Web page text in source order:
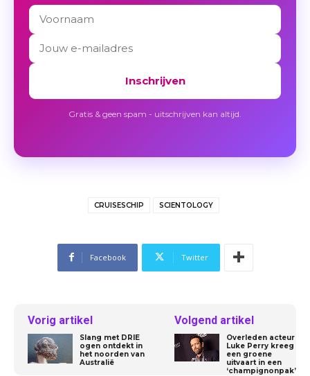
Inschrijven
Gratis & geen spam - uitschrijven kan altijd.
CRUISESCHIP SCIENTOLOGY
Facebook Twitter
Vorig artikel
Slang met DRIE
ogen ontdekt in
het noorden van
Australië
Volgend artikel
Overleden acteur
Luke Perry kreeg
een groene
uitvaart in een
‘champignonpak’